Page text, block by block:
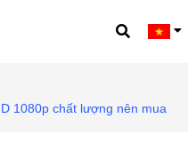
1080p chất lượng nên mua